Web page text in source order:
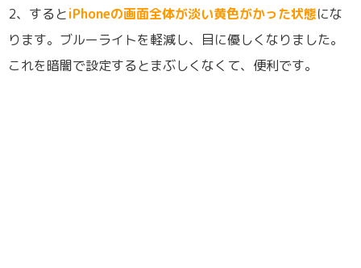
2、するとiPhoneの画面全体が淡い黄色がかった状態にな
ります。ブルーライトを軽減し、目に優しくなりました。
これを暗闇で設定するとまぶしくなくて、便利です。